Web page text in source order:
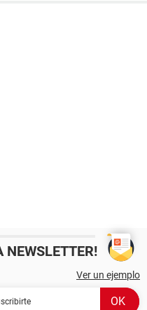
NEWSLETTER!
Ver un ejemplo